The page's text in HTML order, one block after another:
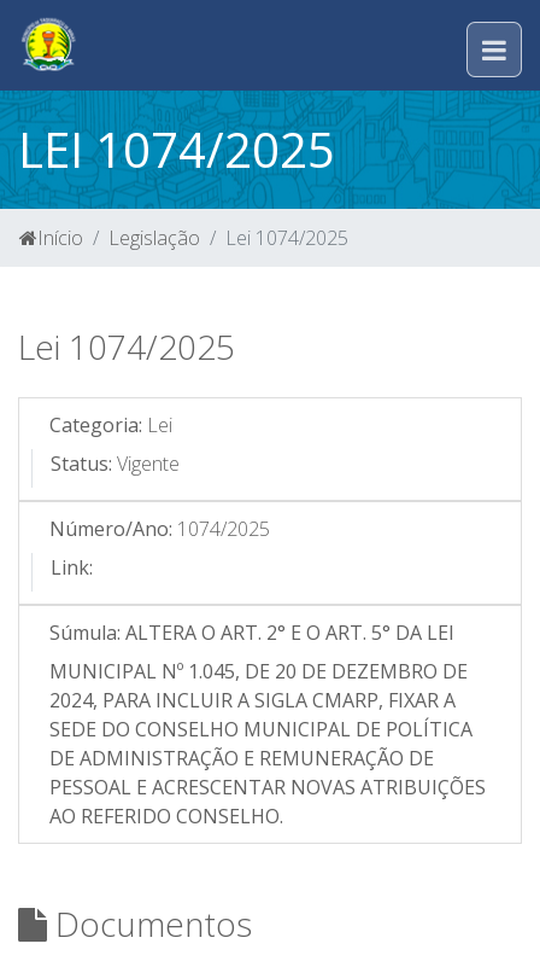
LEI 1074/2025
Início Legislação Lei 1074/2025
Lei 1074/2025
Categoria: Lei
Status: Vigente
Número/Ano: 1074/2025
Link:
Súmula: ALTERA O ART. 2° E O ART. 5° DA LEI
MUNICIPAL Nº 1.045, DE 20 DE DEZEMBRO DE
2024, PARA INCLUIR A SIGLA CMARP, FIXAR A
SEDE DO CONSELHO MUNICIPAL DE POLÍTICA
DE ADMINISTRAÇÃO E REMUNERAÇÃO DE
PESSOAL E ACRESCENTAR NOVAS ATRIBUIÇÕES
AO REFERIDO CONSELHO.
Documentos